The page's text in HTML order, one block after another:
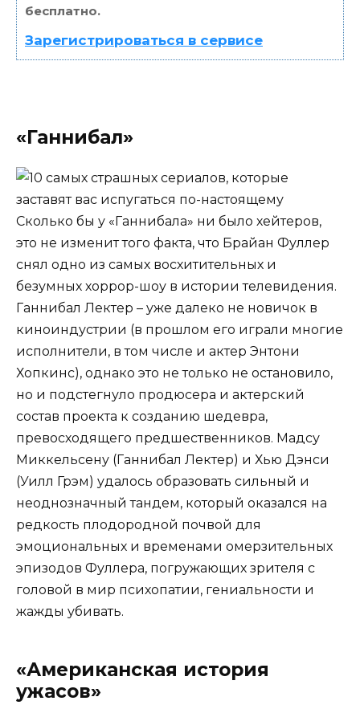
бесплатно.
Зарегистрироваться в сервисе
«Ганнибал»
Сколько бы у «Ганнибала» ни было хейтеров,
это не изменит того факта, что Брайан Фуллер
снял одно из самых восхитительных и
безумных хоррор-шоу в истории телевидения.
Ганнибал Лектер – уже далеко не новичок в
киноиндустрии (в прошлом его играли многие
исполнители, в том числе и актер Энтони
Хопкинс), однако это не только не остановило,
но и подстегнуло продюсера и актерский
состав проекта к созданию шедевра,
превосходящего предшественников. Мадсу
Миккельсену (Ганнибал Лектер) и Хью Дэнси
(Уилл Грэм) удалось образовать сильный и
неоднозначный тандем, который оказался на
редкость плодородной почвой для
эмоциональных и временами омерзительных
эпизодов Фуллера, погружающих зрителя с
головой в мир психопатии, гениальности и
жажды убивать.
«Американская история
ужасов»